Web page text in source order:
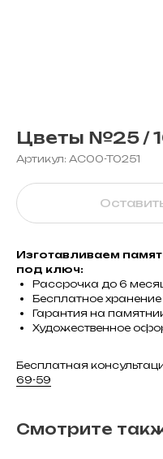
Цветы №25 /
Артикул: AC00-T0251
Изготавливаем
под ключ:
Рассрочка до 6
Бесплатное
Гарантия на
Художественное
Бесплатная
69-59
Смотрите